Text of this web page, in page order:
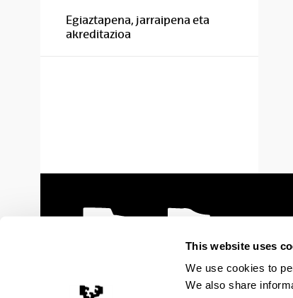
This website uses
We use cookies to
We also share
Egiaztapena, jarraipena eta
akreditazioa